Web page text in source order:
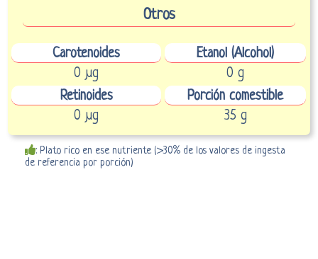
Otros
Carotenoides
Etanol (Alcohol)
0 µg
0 g
Retinoides
Porción comestible
0 µg
35 g
: Plato rico en ese nutriente (>30% de los valores de ingesta
de referencia por porción)